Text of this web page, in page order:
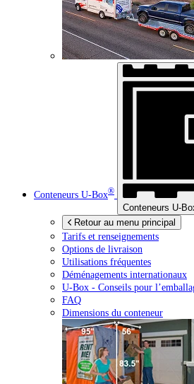
Conteneurs U-Box®
Conteneurs U-
Retour au menu principal
Tarifs et renseignements
Options de livraison
Utilisations fréquentes
Déménagements internationaux
U-Box - Conseils pour
FAQ
Dimensions du conteneur